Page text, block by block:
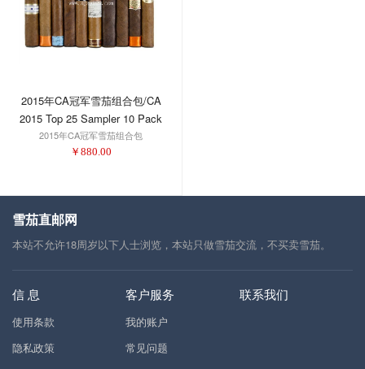
2015年CA冠军雪茄组合包/CA
2015 Top 25 Sampler 10 Pack
2015年CA冠军雪茄组合包
￥ 880.00
雪茄直邮网
本站不允许18周岁以下人士浏览，本站只做雪茄交流，不买卖雪茄。
信 息
使用条款
隐私政策
客户服务
我的账户
常见问题
联系我们